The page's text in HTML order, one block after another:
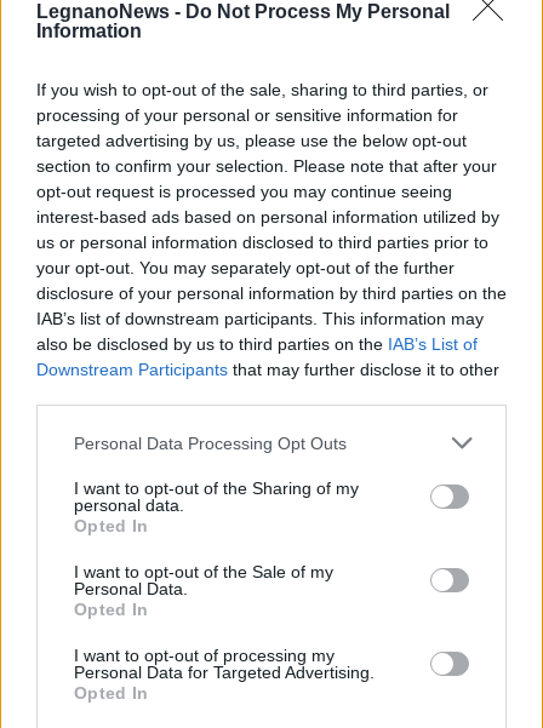
LegnanoNews - Do Not Process My Personal
Information
If you wish to opt-out of the sale, sharing to third parties, or
processing of your personal or sensitive information for
targeted advertising by us, please use the below opt-out
section to confirm your selection. Please note that after your
opt-out request is processed you may continue seeing
interest-based ads based on personal information utilized by
us or personal information disclosed to third parties prior to
your opt-out. You may separately opt-out of the further
disclosure of your personal information by third parties on the
IAB’s list of downstream participants. This information may
also be disclosed by us to third parties on the IAB’s List of
Downstream Participants that may further disclose it to other
Personal Data Processing Opt Outs
I want to opt-out of the Sharing of my
personal data.
Opted In
I want to opt-out of the Sale of my
Personal Data.
Opted In
I want to opt-out of processing my
Personal Data for Targeted Advertising.
Opted In
Commenti
Accedioregistratiper commentare questo
articolo.
L'email è richiesta ma non verrà mostrata ai visitatori. Il contenuto di questo
commento esprime il pensiero dell'autore e non rappresenta la linea editoriale
di VareseNews.it, che rimane autonoma e indipendente. I messaggi inclusi nei
commenti non sono testi giornalistici, ma post inviati dai singoli lettori che
che includano uno o più link a siti esterni verranno rimossi in automatico dal